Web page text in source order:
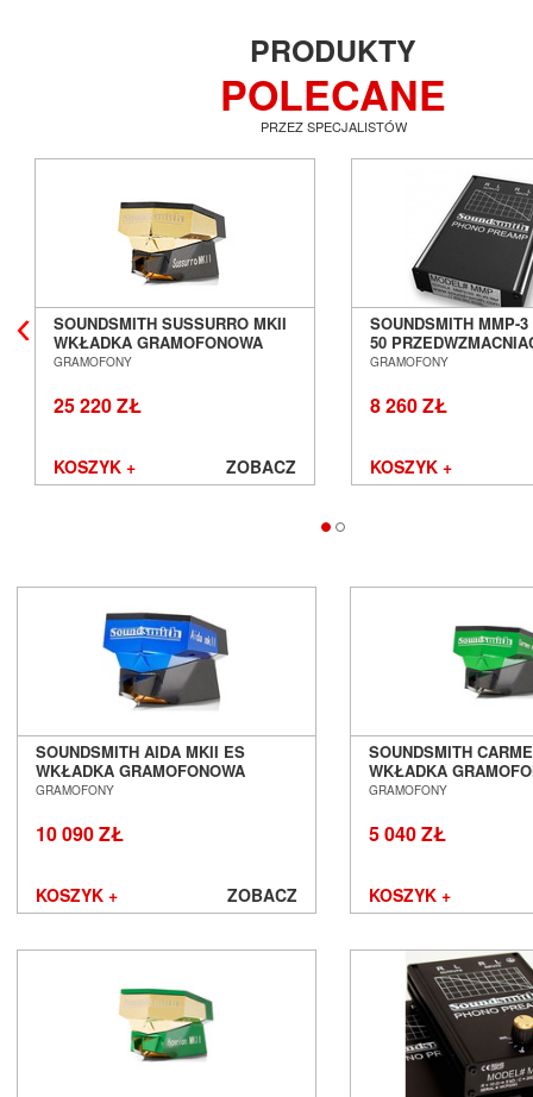
AVM
Ayon Audio
Bang & Olufsen
Beyerdynamic
Blok
Burson
Cambridge Audio
Cardas Audio
Chord
Cocktail Audio
Crystal Cable
Cyrus
Dali
dCS
DLS
PRODUKTY
POLECANE
PRZEZ SPECJALISTÓW
SOUNDSMITH SUSSURRO MKII
WKŁADKA GRAMOFONOWA
SALON POZNAŃ WROCŁAW
GRAMOFONY
25 220 ZŁ
KOSZYK + ZOBACZ
SOUNDSMITH MMP-
50
GRAMOFONOWY
GRAMOFONY
8 260 ZŁ
KOSZYK +
SOUNDSMITH AIDA MKII ES
WKŁADKA GRAMOFONOWA
SALON POZNAŃ WROCŁAW
GRAMOFONY
10 090 ZŁ
KOSZYK + ZOBACZ
SOUNDSMITH
WKŁADKA
SALON POZNAŃ
GRAMOFONY
5 040 ZŁ
KOSZYK +